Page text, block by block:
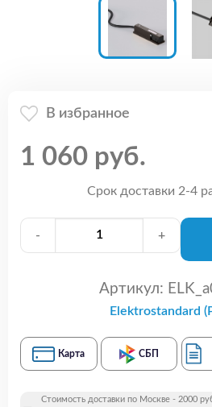
В избранное
1 060 руб.
Срок доставки 2-4
- +
Артикул:
Elektrostandard
Карта СБП
Стоимость доставки по Москве - 2000